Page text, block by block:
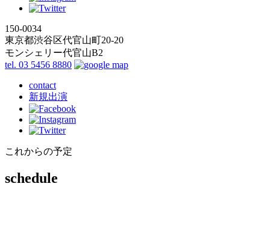
150-0034
東京都渋谷区代官山町20-20
モンシェリー代官山B2
tel. 03 5456 8880
contact
新規出演
これからの予定
schedule